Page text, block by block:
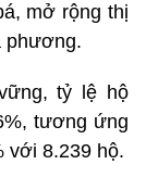
mở rộng thị
phương.
tỷ lệ hộ
tương ứng
với 8.239 hộ.